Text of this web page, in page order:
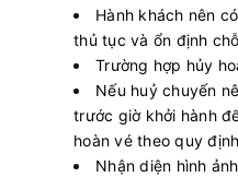
Giá vé:230.000
09:3010/08/2026
Vũng Tàu
Hành khách nên
thủ tục và ổn định
Trường hợp hủy
Nếu huỷ chuyến
trước giờ khởi hành
hoàn vé theo quy
Nhận diện hình